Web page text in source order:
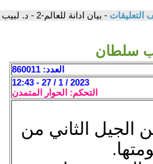
التعليقات - بيان ادانة للعالم-2 - د. لبيب سلطان
العدد: 860011
2023 / 1 / 27 - 12:43
التحكم: الحوار المتمدن
الجيل الثاني من